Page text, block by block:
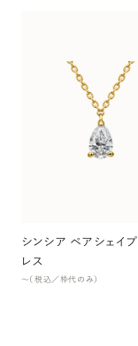
シンシア ペアシェイ
レス
〜（税込／枠代のみ）